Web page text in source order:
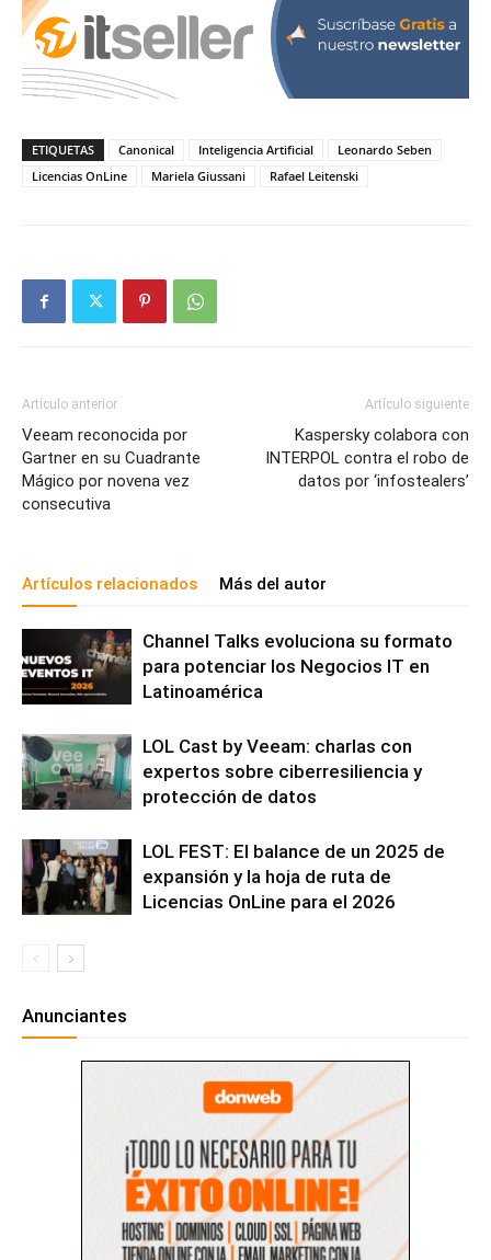
ETIQUETAS Canonical Inteligencia Artificial
Leonardo Seben
Licencias OnLine
Mariela Giussani Rafael Leitenski
Artículo anterior
Veeam reconocida por
Gartner en su Cuadrante
Mágico por novena vez
consecutiva
Artículo siguiente
Kaspersky colabora con
INTERPOL contra el robo de
datos por ‘infostealers’
Artículos relacionados Más del autor
Channel Talks evoluciona su formato
para potenciar los Negocios IT en
Latinoamérica
LOL Cast by Veeam: charlas con
expertos sobre ciberresiliencia y
protección de datos
LOL FEST: El balance de un 2025 de
expansión y la hoja de ruta de
Licencias OnLine para el 2026
Anunciantes